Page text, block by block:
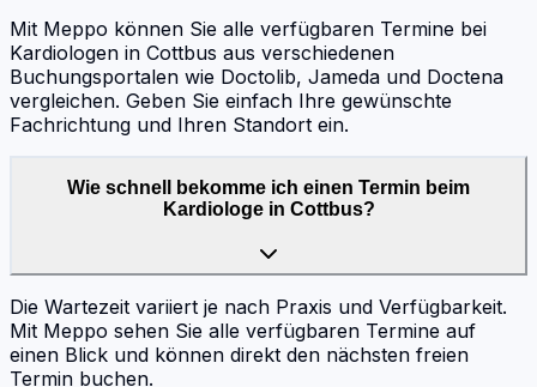
Mit Meppo können Sie alle verfügbaren Termine bei
Kardiologen in Cottbus aus verschiedenen
Buchungsportalen wie Doctolib, Jameda und Doctena
vergleichen. Geben Sie einfach Ihre gewünschte
Fachrichtung und Ihren Standort ein.
Wie schnell bekomme ich einen Termin beim
Kardiologe in Cottbus?
Die Wartezeit variiert je nach Praxis und Verfügbarkeit.
Mit Meppo sehen Sie alle verfügbaren Termine auf
einen Blick und können direkt den nächsten freien
Termin buchen.